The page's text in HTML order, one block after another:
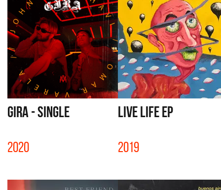
GIRA - SINGLE
2020
LIVE LIFE EP
2019